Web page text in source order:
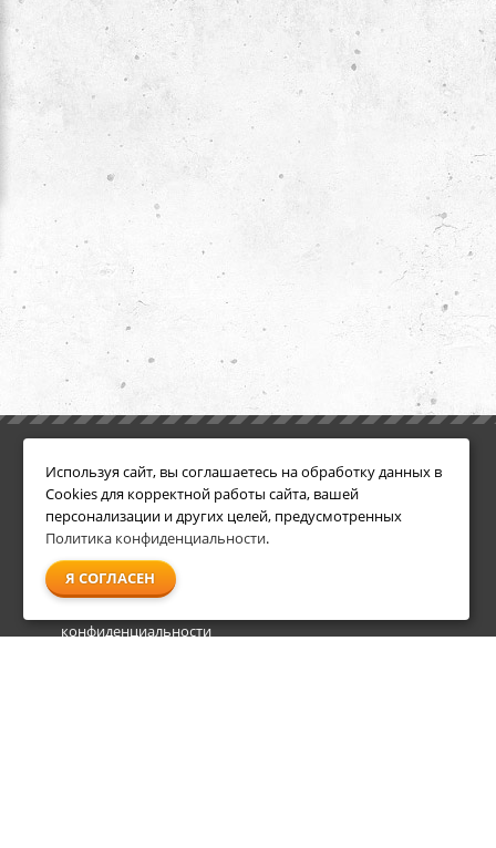
Условия возврата
О компании
Доставка
Оплата
Гарантия и сервис
конфиденциальности
Акции
Используя сайт, вы соглашаетесь на обработку данных в
Cookies для корректной работы сайта, вашей
персонализации и других целей, предусмотренных
Политика конфиденциальности.
Я СОГЛАСЕН